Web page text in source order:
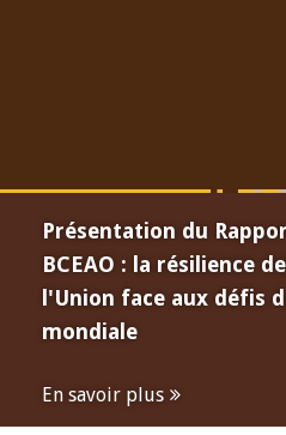
Présentation du
BCEAO : la résilience
l'Union face aux défis
mondiale
En savoir plus